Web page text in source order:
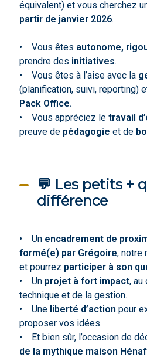
équivalent) et vous cherchez
partir de janvier 2026.
• Vous êtes autonome,
prendre des initiatives.
• Vous êtes à l’aise avec la
(planification, suivi, reporting)
Pack Office.
• Vous appréciez le travail
preuve de pédagogie et de
💬 Les petits +
différence
• Un encadrement de
formé(e) par Grégoire, notre
et pourrez participer à son
• Un projet à fort impact, au
technique et de la gestion.
• Une liberté d’action pour
proposer vos idées.
• Et bien sûr, l’occasion de
de la mythique maison